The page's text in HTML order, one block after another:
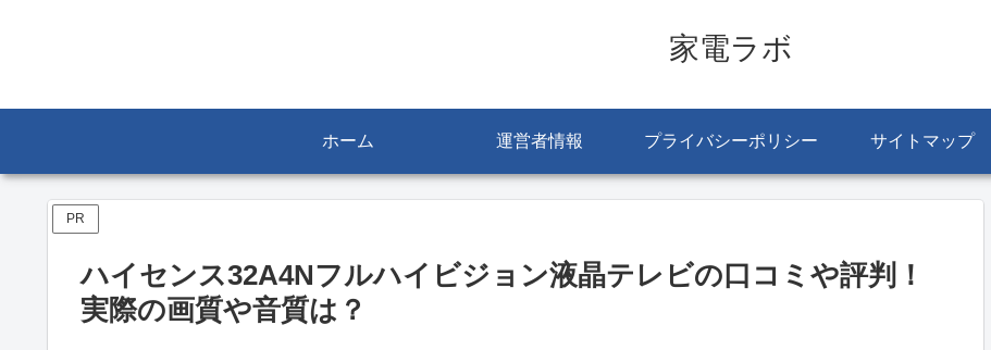
家電ラボ
ホーム 運営者情報 プライバシーポリシー サイトマップ
PR
ハイセンス32A4Nフルハイビジョン液晶テレビの口コミや評判！
実際の画質や音質は？